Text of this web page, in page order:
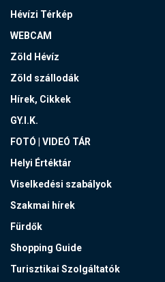
Hévízi Térkép
WEBCAM
Zöld Hévíz
Zöld szállodák
Hírek, Cikkek
GY.I.K.
FOTÓ | VIDEÓ TÁR
Helyi Értéktár
Viselkedési szabályok
Szakmai hírek
Fürdők
Shopping Guide
Turisztikai Szolgáltatók